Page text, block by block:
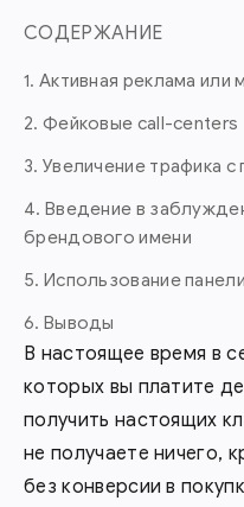
В настоящее время в
которых вы платите
получить настоящих
не получаете ничего,
без конверсии в
СОДЕРЖАНИЕ
1. Активная реклама
2. Фейковые call-centers
3. Увеличение трафика
4. Введение в
брендового имени
5. Использование
6. Выводы